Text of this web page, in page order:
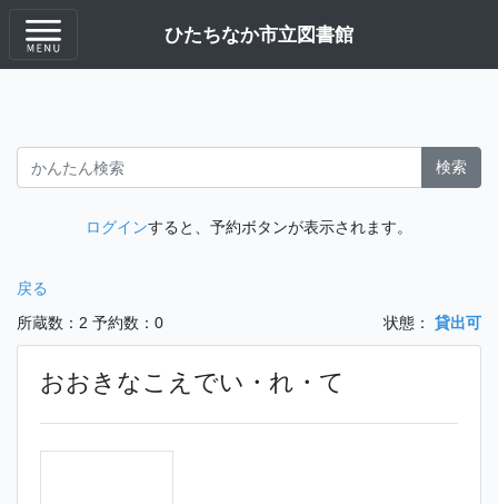
ひたちなか市立図書館
検索
ログインすると、予約ボタンが表示されます。
戻る
所蔵数：2 予約数：0 状態： 貸出可
おおきなこえでい・れ・て